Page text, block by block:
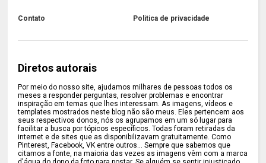
Contato Politica de privacidade
Diretos autorais
Por meio do nosso site, ajudamos milhares de pessoas todos os
meses a responder perguntas, resolver problemas e encontrar
inspiração em temas que lhes interessam. As imagens, vídeos e
templates mostrados neste blog não são meus. Eles pertencem aos
seus respectivos donos, nós os agrupamos em um só lugar para
facilitar a busca por tópicos específicos. Todas foram retiradas da
internet e de sites que as disponibilizavam gratuitamente. Como
Pinterest, Facebook, VK entre outros... Sempre que sabemos que
citamos a fonte, na maioria das vezes as imagens vêm com a marca